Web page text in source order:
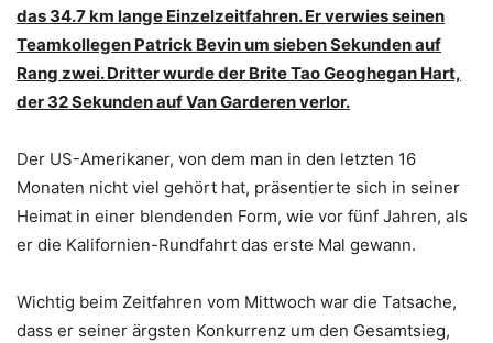
das 34.7 km lange Einzelzeitfahren. Er verwies seinen
Teamkollegen Patrick Bevin um sieben Sekunden auf
Rang zwei. Dritter wurde der Brite Tao Geoghegan Hart,
der 32 Sekunden auf Van Garderen verlor.
Der US-Amerikaner, von dem man in den letzten 16
Monaten nicht viel gehört hat, präsentierte sich in seiner
Heimat in einer blendenden Form, wie vor fünf Jahren, als
er die Kalifornien-Rundfahrt das erste Mal gewann.
Wichtig beim Zeitfahren vom Mittwoch war die Tatsache,
dass er seiner ärgsten Konkurrenz um den Gesamtsieg,